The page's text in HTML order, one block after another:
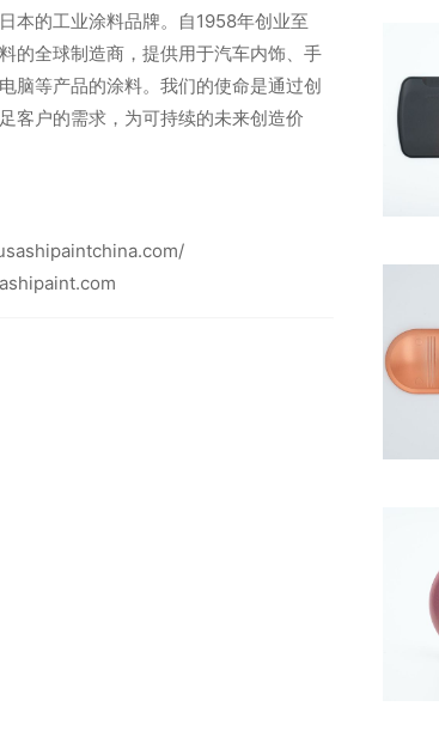
本的工业涂料品牌。自1958年创业至
的全球制造商，提供用于汽车内饰、手
脑等产品的涂料。我们的使命是通过创
客户的需求，为可持续的未来创造价